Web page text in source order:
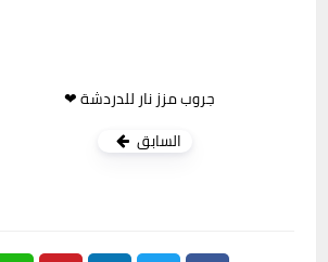
جروب مزز نار للدردشة ❤
السابق